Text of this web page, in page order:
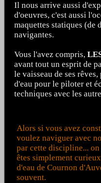
Il nous arrive aussi
d'oeuvres, c'est aussi
maquettes statiques (de
navigantes.
Vous l'avez compris,
avant tout un esprit de
le vaisseau de ses
d'eau pour le piloter et
techniques avec les
Alors si vous avez
voulez naviguer avec
par cette discipline...
êtes simplement
d'eau de Cournon
souvent.